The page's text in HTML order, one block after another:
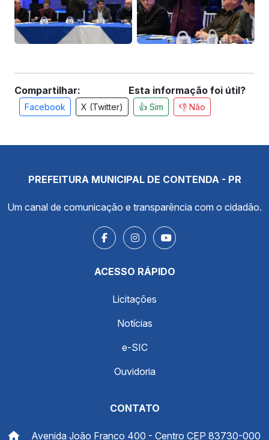
Compartilhar:
Facebook X (Twitter)
Esta informação foi útil?
👍 Sim 👎 Não
PREFEITURA MUNICIPAL DE CONTENDA - PR
Um canal de comunicação e transparência com o cidadão.
ACESSO RÁPIDO
Licitações
Notícias
e-SIC
Ouvidoria
CONTATO
Avenida João Franco 400 - Centro CEP 83730-000